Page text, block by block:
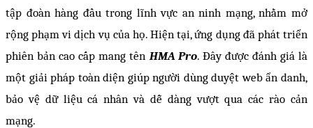
tập đoàn hàng đầu trong lĩnh vực an ninh mạng, nhằm mở
rộng phạm vi dịch vụ của họ. Hiện tại, ứng dụng đã phát triển
phiên bản cao cấp mang tên HMA Pro. Đây được đánh giá là
một giải pháp toàn diện giúp người dùng duyệt web ẩn danh,
bảo vệ dữ liệu cá nhân và dễ dàng vượt qua các rào cản
mạng.